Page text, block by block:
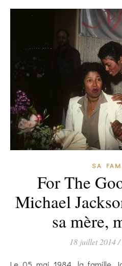
SA
For The
Michael
sa mère,
18 juillet 2014 /